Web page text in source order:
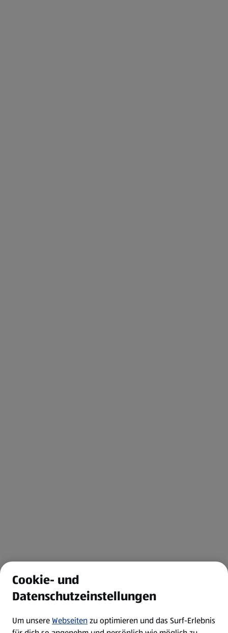
Cookie- und
Datenschutzeinstellungen
Um unsereWebseitenzu optimieren und das Surf-Erlebnis